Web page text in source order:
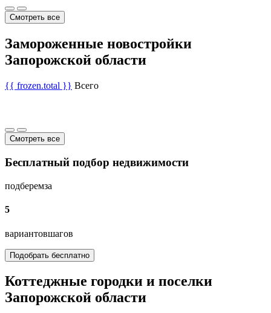
Смотреть все
Замороженные новостройки
Запорожской области
{{ frozen.total }} Всего
Смотреть все
Бесплатный подбор недвижимости
подберемза
5
вариантовшагов
Подобрать бесплатно
Коттеджные городки и поселки
Запорожской области